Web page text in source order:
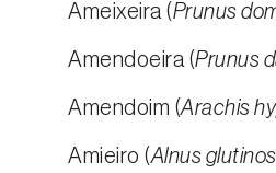
Ameixeira (Prunus
Amendoeira (Prunus
Amendoim (Arachis
Amieiro (Alnus